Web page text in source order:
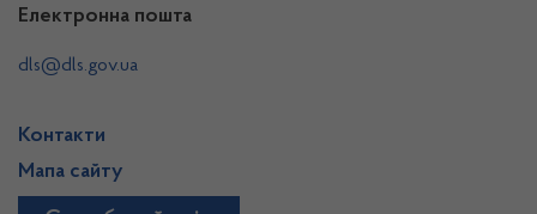
Електронна пошта
dls@dls.gov.ua
Контакти
Мапа сайту